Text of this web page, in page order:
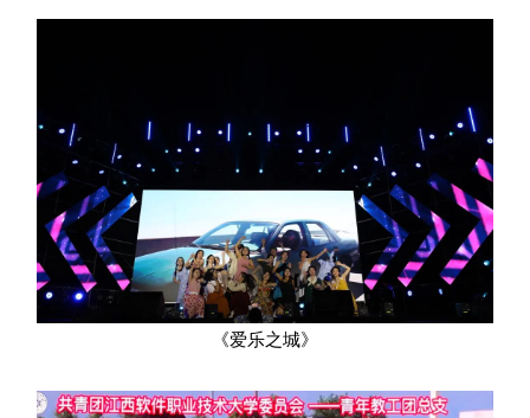
《爱乐之城》